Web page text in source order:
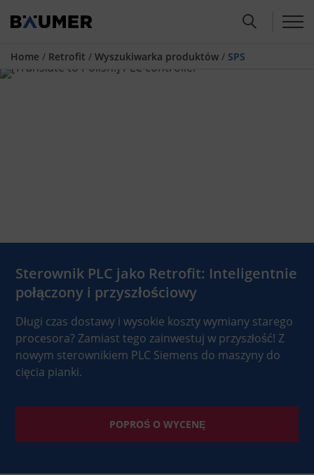
Home / Retrofit / Wyszukiwarka produktów / SPS
Sterownik PLC jako Retrofit: Inteligentnie
połączony i przyszłościowy
Długi czas dostawy i wysokie koszty wymiany starego
procesora? Zamiast tego zainwestuj w przyszłość! Z
nowym sterownikiem PLC Siemens do maszyny do
cięcia pianki.
POPROŚ O WYCENĘ